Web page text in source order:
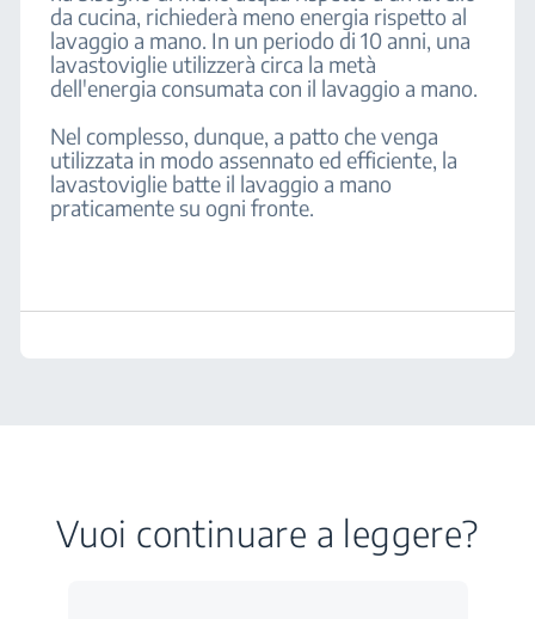
da cucina, richiederà meno energia rispetto al
lavaggio a mano. In un periodo di 10 anni, una
lavastoviglie utilizzerà circa la metà
dell'energia consumata con il lavaggio a mano.
Nel complesso, dunque, a patto che venga
utilizzata in modo assennato ed efficiente, la
lavastoviglie batte il lavaggio a mano
praticamente su ogni fronte.
Vuoi continuare a leggere?